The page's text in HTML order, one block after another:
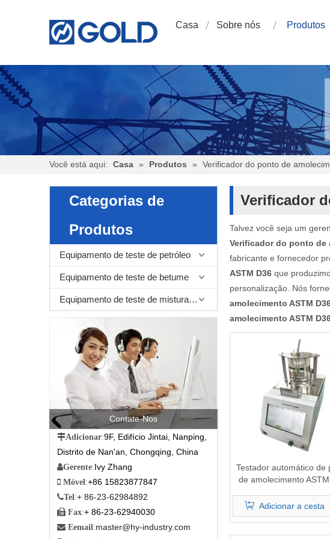
Casa Sobre nós Produtos
Você está aqui: Casa » Produtos » Verificador do ponto de
Categorias de
Produtos
Equipamento de teste de petróleo
Equipamento de teste de betume
Equipamento de teste de mistura betuminosa
Contate-Nos
Adicionar:9F, Edifício Jintai, Nanping,
Distrito de Nan'an, Chongqing, China
Gerente:Ivy Zhang
 Móvel :+86 15823877847
Tel :+ 86-23-62984892
 Fax:+ 86-23-62940030
 Eemail :master@hy-industry.com
Verificador
Talvez você seja um
Verificador do ponto de
fabricante e fornecedor
ASTM D36 que
personalização. Nós
amolecimento ASTM
amolecimento ASTM
Testador automático de
de amolecimento
Adicionar a cesta